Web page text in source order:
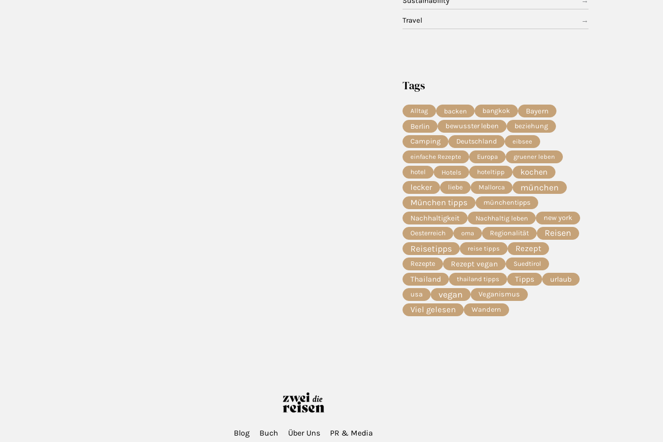
Travel
Tags
Alltag backen bangkok
Bayern
Berlin
bewusster leben
beziehung
Camping
Deutschland eibsee
einfache Rezepte Europa gruener leben
hotel Hotels hoteltipp
kochen
lecker
liebe Mallorca münchen
München tipps münchentipps
Nachhaltigkeit Nachhaltig leben
new york
Oesterreich
oma Regionalität Reisen
Reisetipps reise tipps Rezept
Rezepte Rezept vegan Suedtirol
Thailand thailand tipps Tipps urlaub
usa vegan Veganismus
Viel gelesen Wandern
Blog Buch Über Uns PR & Media